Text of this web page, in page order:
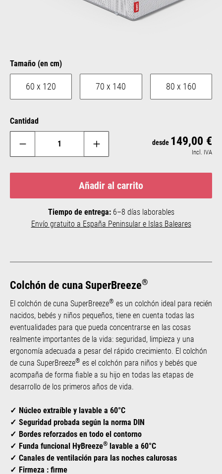
Colchón de cuna SuperBreeze®
El colchón de cuna SuperBreeze® es un colchón ideal para recién
nacidos, bebés y niños pequeños, tiene en cuenta todas las
eventualidades para que pueda concentrarse en las cosas
realmente importantes de la vida: seguridad, limpieza y una
ergonomía adecuada a pesar del rápido crecimiento. El colchón
de cuna SuperBreeze® es el colchón para niños y bebés que
acompaña de forma fiable a su hijo en todas las etapas de
desarrollo de los primeros años de vida.
Núcleo extraíble y lavable a 60°C
Seguridad probada según la norma DIN
Bordes reforzados en todo el contorno
Funda funcional HyBreeze® lavable a 60°C
Canales de ventilación para las noches calurosas
Firmeza : firme
Seleccione
Tamaño (en cm)
60 x 120 70 x 140 80 x 160
Cantidad
desde 149,00 €
Incl. IVA
Añadir al carrito
Tiempo de entrega:6–8 días laborables
Envío gratuito a España Peninsular e Islas Baleares